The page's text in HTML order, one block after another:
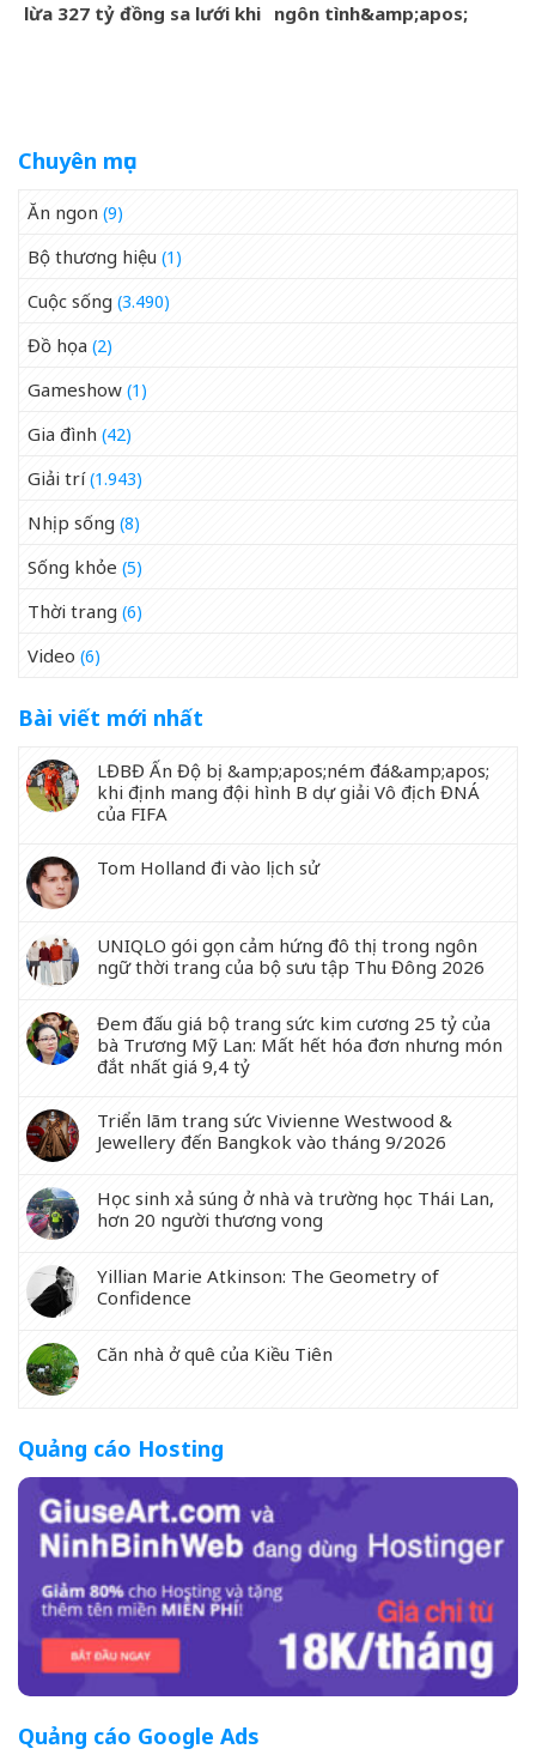
lừa 327 tỷ đồng sa lưới khi ngôn tình&amp;apos;
Chuyên mục
Ăn ngon (9)
Bộ thương hiệu (1)
Cuộc sống (3.490)
Đồ họa (2)
Gameshow (1)
Gia đình (42)
Giải trí(1.943)
Nhịp sống (8)
Sống khỏe (5)
Thời trang (6)
Video (6)
Bài viết mới nhất
LĐBĐ Ấn Độ bị &amp;apos;ném đá&amp;apos;
khi định mang đội hình B dự giải Vô địch ĐNÁ
của FIFA
Tom Holland đi vào lịch sử
UNIQLO gói gọn cảm hứng đô thị trong ngôn
ngữ thời trang của bộ sưu tập Thu Đông 2026
Đem đấu giá bộ trang sức kim cương 25 tỷ của
bà Trương Mỹ Lan: Mất hết hóa đơn nhưng món
đắt nhất giá 9,4 tỷ
Triển lãm trang sức Vivienne Westwood &
Jewellery đến Bangkok vào tháng 9/2026
Học sinh xả súng ở nhà và trường học Thái Lan,
hơn 20 người thương vong
Yillian Marie Atkinson: The Geometry of
Confidence
Căn nhà ở quê của Kiều Tiên
Quảng cáo Hosting
Quảng cáo Google Ads